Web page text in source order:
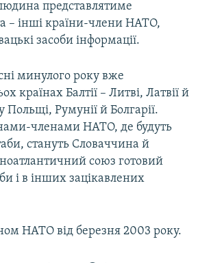
представлятиме
– інші країни-члени НАТО,
засоби інформації.
минулого року вже
країнах Балтії – Литві, Латвії й
Польщі, Румунії й Болгарії.
членами НАТО, де будуть
стануть Словаччина й
союз готовий
і в інших зацікавлених
НАТО від березня 2003 року.